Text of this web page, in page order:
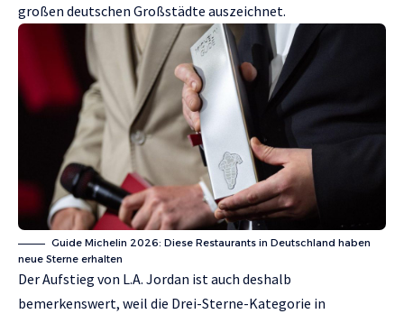
großen deutschen Großstädte auszeichnet.
Guide Michelin 2026: Diese Restaurants in Deutschland haben
neue Sterne erhalten
Der Aufstieg von L.A. Jordan ist auch deshalb
bemerkenswert, weil die Drei-Sterne-Kategorie in